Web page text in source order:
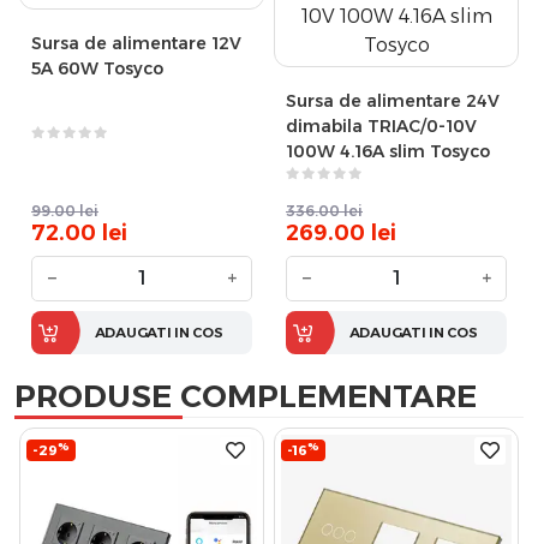
Sursa de alimentare 12V
5A 60W Tosyco
99.00 lei
72.00 lei
− +
ADAUGATI IN COS
Sursa de alimentare 24V
dimabila TRIAC/0-10V
100W 4.16A slim Tosyco
336.00 lei
269.00 lei
− +
ADAUGATI IN COS
PRODUSE COMPLEMENTARE
-29% -16%